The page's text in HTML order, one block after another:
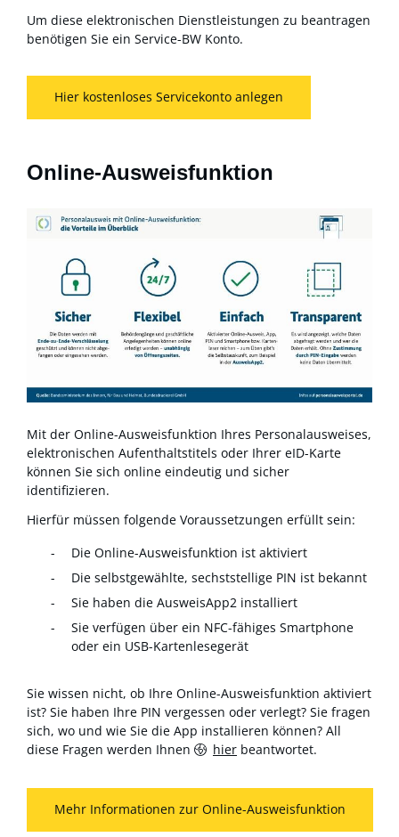
Um diese elektronischen Dienstleistungen zu beantragen
benötigen Sie ein Service-BW Konto.
Hier kostenloses Servicekonto anlegen
Online-Ausweisfunktion
Mit der Online-Ausweisfunktion Ihres Personalausweises,
elektronischen Aufenthaltstitels oder Ihrer eID-Karte
können Sie sich online eindeutig und sicher
identifizieren.
Hierfür müssen folgende Voraussetzungen erfüllt sein:
Die Online-Ausweisfunktion ist aktiviert
Die selbstgewählte, sechststellige PIN ist bekannt
Sie haben die AusweisApp2 installiert
Sie verfügen über ein NFC-fähiges Smartphone
oder ein USB-Kartenlesegerät
Sie wissen nicht, ob Ihre Online-Ausweisfunktion aktiviert
ist? Sie haben Ihre PIN vergessen oder verlegt? Sie fragen
sich, wo und wie Sie die App installieren können? All
diese Fragen werden Ihnen
hier beantwortet.
Mehr Informationen zur Online-Ausweisfunktion